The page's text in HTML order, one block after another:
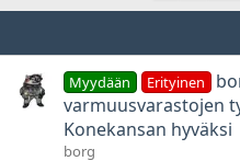
Myydään Erityinen
varmuusvarastojen
Konekansan hyväksi
borg